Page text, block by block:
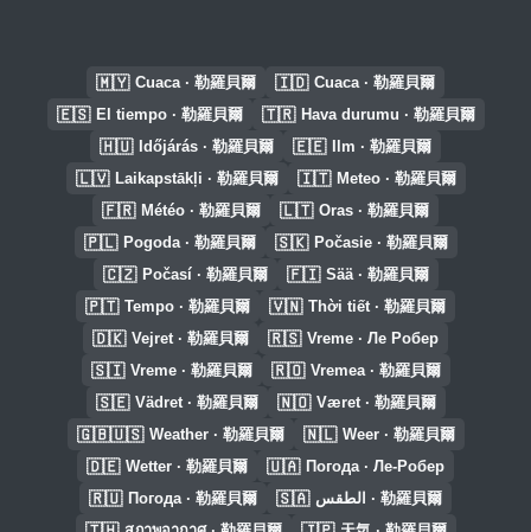
🇲🇾 Cuaca · 勒羅貝爾 🇮🇩 Cuaca · 勒羅貝爾
🇪🇸 El tiempo · 勒羅貝爾 🇹🇷 Hava durumu · 勒羅貝爾
🇭🇺 Időjárás · 勒羅貝爾 🇪🇪 Ilm · 勒羅貝爾
🇱🇻 Laikapstākļi · 勒羅貝爾 🇮🇹 Meteo · 勒羅貝爾
🇫🇷 Météo · 勒羅貝爾 🇱🇹 Oras · 勒羅貝爾
🇵🇱 Pogoda · 勒羅貝爾 🇸🇰 Počasie · 勒羅貝爾
🇨🇿 Počasí · 勒羅貝爾 🇫🇮 Sää · 勒羅貝爾
🇵🇹 Tempo · 勒羅貝爾 🇻🇳 Thời tiết · 勒羅貝爾
🇩🇰 Vejret · 勒羅貝爾 🇷🇸 Vreme · Ле Робер
🇸🇮 Vreme · 勒羅貝爾 🇷🇴 Vremea · 勒羅貝爾
🇸🇪 Vädret · 勒羅貝爾 🇳🇴 Været · 勒羅貝爾
🇬🇧🇺🇸 Weather · 勒羅貝爾 🇳🇱 Weer · 勒羅貝爾
🇩🇪 Wetter · 勒羅貝爾 🇺🇦 Погода · Ле-Робер
🇷🇺 Погода · 勒羅貝爾 🇸🇦 الطقس · 勒羅貝爾